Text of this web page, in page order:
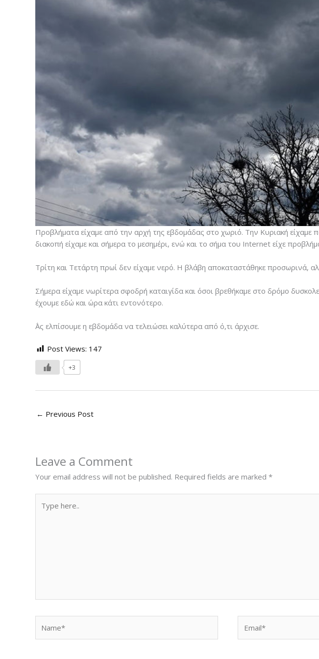
Προβλήματα είχαμε από την αρχή της εβδομάδας στο χωριό. Την Κυριακή
διακοπή είχαμε και σήμερα το μεσημέρι, ενώ και το σήμα του Internet είχε
Τρίτη και Τετάρτη πρωί δεν είχαμε νερό. Η βλάβη αποκαταστάθηκε προσωρινά,
Σήμερα είχαμε νωρίτερα σφοδρή καταιγίδα και όσοι βρεθήκαμε στο δρόμο
έχουμε εδώ και ώρα κάτι εντονότερο.
΅Ας ελπίσουμε η εβδομάδα να τελειώσει καλύτερα από ό,τι άρχισε.
Post Views: 147
+3
← Previous Post
Leave a Comment
Your email address will not be published. Required fields are marked *
here..